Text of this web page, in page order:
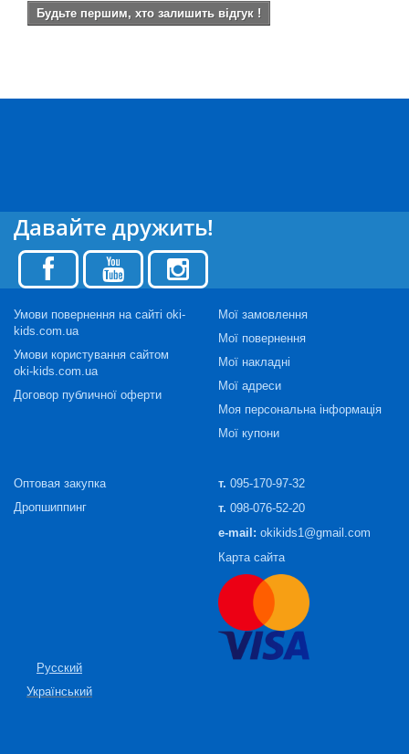
Будьте першим, хто залишить відгук !
Давайте дружить!
Умови повернення на сайті oki-
kids.com.ua
Умови користування сайтом
oki-kids.com.ua
Договор публичної оферти
Мої замовлення
Мої повернення
Мої накладні
Мої адреси
Моя персональна інформація
Мої купони
Оптовая закупка
Дропшиппинг
т. 095-170-97-32
т. 098-076-52-20
e-mail: okikids1@gmail.com
Карта сайта
Русский
Український